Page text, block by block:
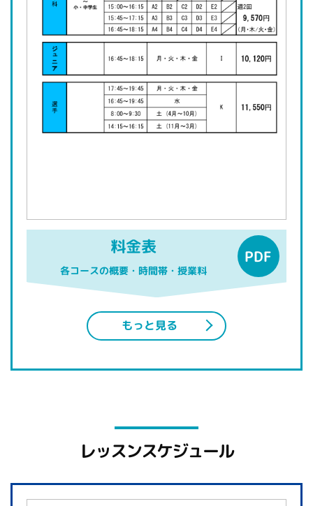
料金表
各コースの概要・時間帯・授業料
もっと見る
レッスンスケジュール